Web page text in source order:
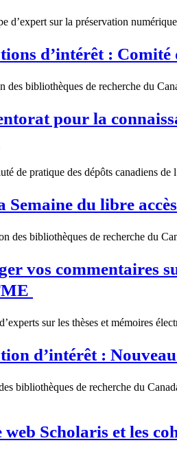
d’expert sur la préservation
d’intérêt :
des bibliothèques de recherche du
pour la
de pratique des dépôts canadiens
Semaine du libre
des bibliothèques de recherche du
vos commentaires
sur les thèses et mémoires
d’intérêt :
bibliothèques de recherche du
Scholaris et les